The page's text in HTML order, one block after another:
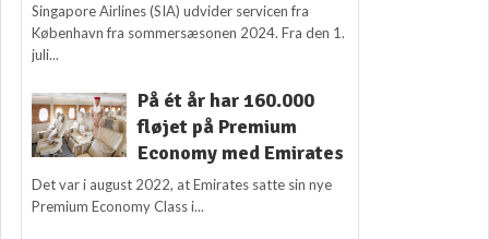
Singapore Airlines (SIA) udvider servicen fra
København fra sommersæsonen 2024. Fra den 1.
juli...
På ét år har 160.000
fløjet på Premium
Economy med Emirates
Det var i august 2022, at Emirates satte sin nye
Premium Economy Class i...